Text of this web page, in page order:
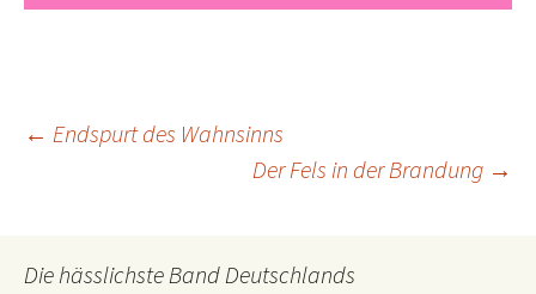
Beitragsnavigation
← Endspurt des Wahnsinns
Der Fels in der Brandung →
Die hässlichste Band Deutschlands